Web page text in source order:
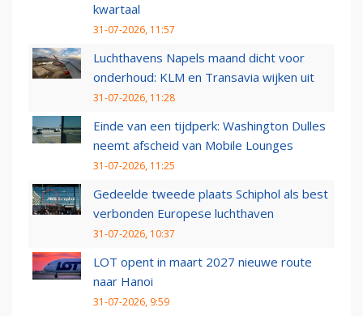
kwartaal
31-07-2026, 11:57
Luchthavens Napels maand dicht voor
onderhoud: KLM en Transavia wijken uit
31-07-2026, 11:28
Einde van een tijdperk: Washington Dulles
neemt afscheid van Mobile Lounges
31-07-2026, 11:25
Gedeelde tweede plaats Schiphol als best
verbonden Europese luchthaven
31-07-2026, 10:37
LOT opent in maart 2027 nieuwe route
naar Hanoi
31-07-2026, 9:59